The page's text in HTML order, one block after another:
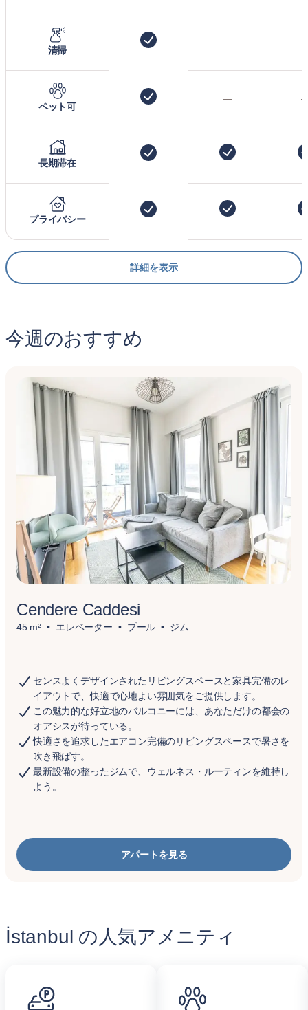
清掃
—
ペット可
—
長期滞在
プライバシー
詳細を表示
今週のおすすめ
Cendere Caddesi
45 m² エレベーター プール ジム
センスよくデザインされたリビングスペースと家具完備のレ
イアウトで、快適で心地よい雰囲気をご提供します。
この魅力的な好立地のバルコニーには、あなただけの都会の
オアシスが待っている。
快適さを追求したエアコン完備のリビングスペースで暑さを
吹き飛ばす。
最新設備の整ったジムで、ウェルネス・ルーティンを維持し
よう。
アパートを見る
İstanbul の人気アメニティ